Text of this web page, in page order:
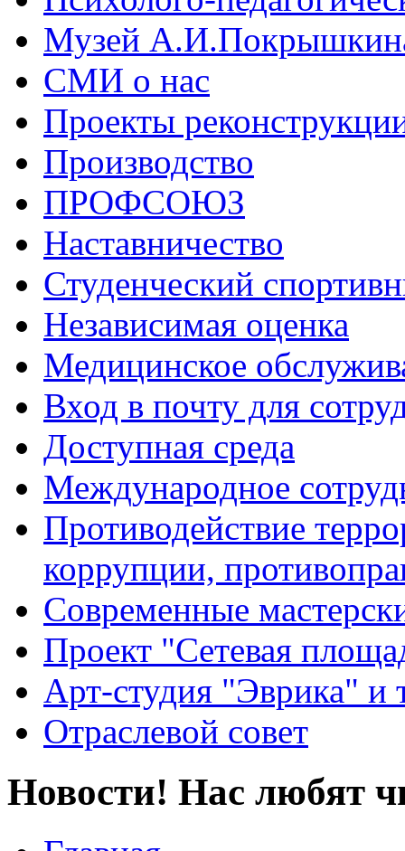
Музей
СМИ о нас
Проекты
Производство
ПРОФСОЮЗ
Наставничество
Студенческий
Независимая оценка
Медицинское
Вход в почту для
Доступная среда
Международное
Противодействие
коррупции,
Современные
Проект "Сетевая
Арт-студия "Эврика" и
Отраслевой совет
Новости! Нас любят